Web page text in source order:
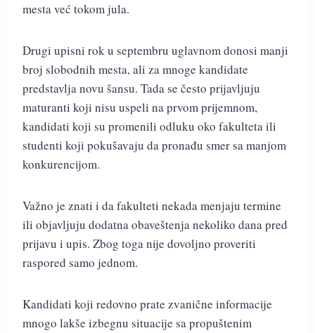
mesta već tokom jula.
Drugi upisni rok u septembru uglavnom donosi manji
broj slobodnih mesta, ali za mnoge kandidate
predstavlja novu šansu. Tada se često prijavljuju
maturanti koji nisu uspeli na prvom prijemnom,
kandidati koji su promenili odluku oko fakulteta ili
studenti koji pokušavaju da pronađu smer sa manjom
konkurencijom.
Važno je znati i da fakulteti nekada menjaju termine
ili objavljuju dodatna obaveštenja nekoliko dana pred
prijavu i upis. Zbog toga nije dovoljno proveriti
raspored samo jednom.
Kandidati koji redovno prate zvanične informacije
mnogo lakše izbegnu situacije sa propuštenim